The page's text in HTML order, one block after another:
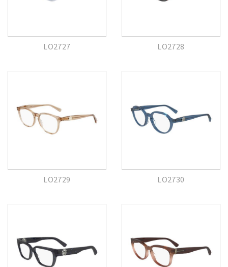
LO2727 LO2728
LO2729 LO2730